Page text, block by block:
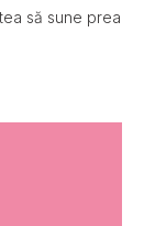
să sune prea